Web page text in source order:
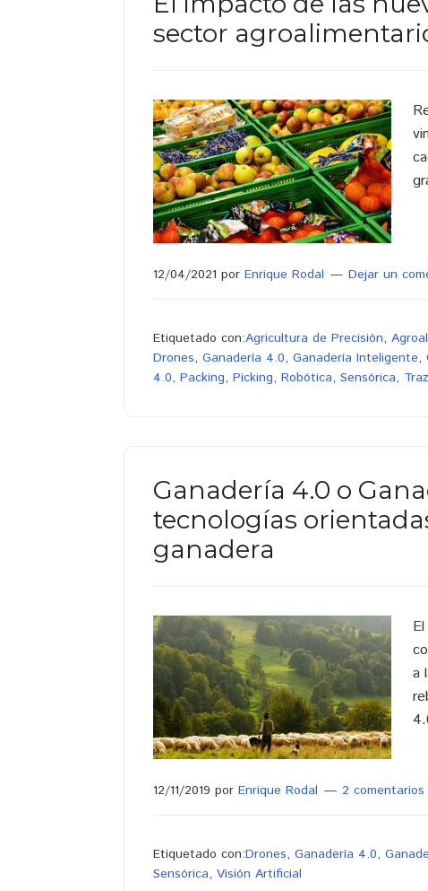
sector
12/04/2021 por Enrique Rodal Dejar un
Etiquetado con:Agricultura de Precisión,
Drones, Ganadería 4.0, Ganadería Inteligente,
4.0, Packing, Picking, Robótica, Sensórica,
Ganadería 4.0 o
tecnologías
ganadera
a
12/11/2019 por Enrique Rodal 2 comentarios
Etiquetado con:Drones, Ganadería 4.0,
Sensórica, Visión Artificial